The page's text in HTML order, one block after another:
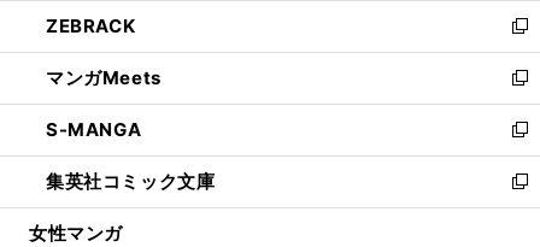
く
で
開
く
ド
ウ
で
開
く
ィ
ン
ド
ウ
で
開
く
し
い
ウ
ィ
ン
ド
ウ
で
開
ZEBRACK
新
し
い
ウ
ィ
ン
ド
ウ
マンガMeets
新
し
い
ウ
ィ
ン
S-MANGA
新
し
い
ウ
集英社コミック文庫
新
し
女性マンガ